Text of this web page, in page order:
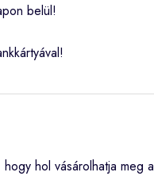
belül!
hol vásárolhatja meg a